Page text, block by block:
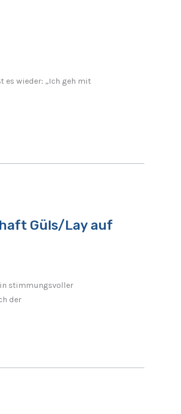
es wieder: „Ich geh mit
Güls/Lay auf
stimmungsvoller
der